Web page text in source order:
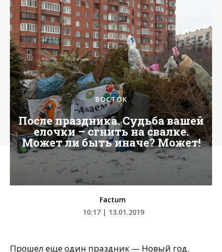
ВОСТОК
После праздника. Судьба вашей
елочки – сгнить на свалке.
Может ли быть иначе? Может!
Factum
10:17 | 13.01.2019
Прошел еще один праздник — Новый год.